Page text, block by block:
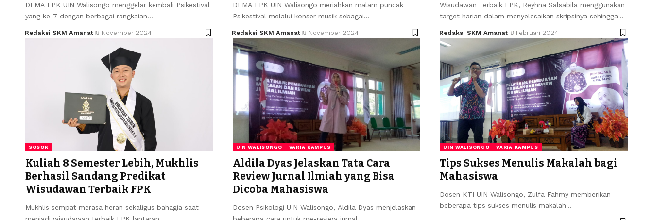
DEMA FPK UIN Walisongo menggelar kembali Psikestival
yang ke-7 dengan berbagai rangkaian…
Redaksi SKM Amanat 8 November 2024
DEMA FPK UIN Walisongo meriahkan malam puncak
Psikestival melalui konser musik sebagai…
Redaksi SKM Amanat 8 November 2024
Wisudawan Terbaik FPK, Reyhna Salsabila menggunakan
target harian dalam menyelesaikan skripsinya sehingga…
Redaksi SKM Amanat 8 Februari 2024
SOSOK
Kuliah 8 Semester Lebih, Mukhlis
Berhasil Sandang Predikat
Wisudawan Terbaik FPK
Mukhlis sempat merasa heran sekaligus bahagia saat
UIN WALISONGO VARIA KAMPUS
Aldila Dyas Jelaskan Tata Cara
Review Jurnal Ilmiah yang Bisa
Dicoba Mahasiswa
Dosen Psikologi UIN Walisongo, Aldila Dyas menjelaskan
UIN WALISONGO VARIA KAMPUS
Tips Sukses Menulis Makalah bagi
Mahasiswa
Dosen KTI UIN Walisongo, Zulfa Fahmy memberikan
beberapa tips sukses menulis makalah…